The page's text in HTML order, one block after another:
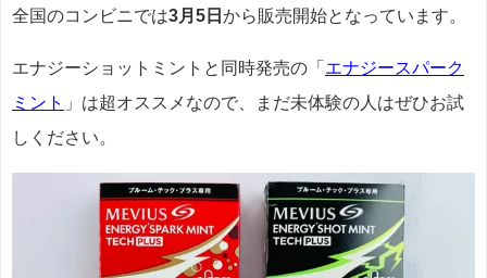
全国のコンビニでは3月5日 から販売開始となっています。
エナジーショットミントと同時発売の「 エナジースパーク
ミント 」は超オススメなので、まだ未体験の人はぜひお試
しください。